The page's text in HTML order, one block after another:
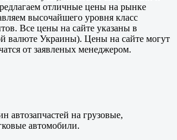
отличные цены на рынке
высочайшего уровня класс
Все цены на сайте указаны в
валюте Украины). Цены на сайте могут
от заявленых менеджером.
автозапчастей на грузовые,
автомобили.